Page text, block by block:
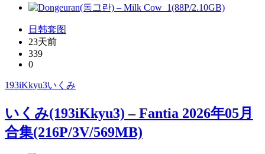
日韩套图
23天前
339
0
193iKkyu3いくみ
いくみ(193iKkyu3) – Fantia 2026年05月
合集(216P/3V/569MB)